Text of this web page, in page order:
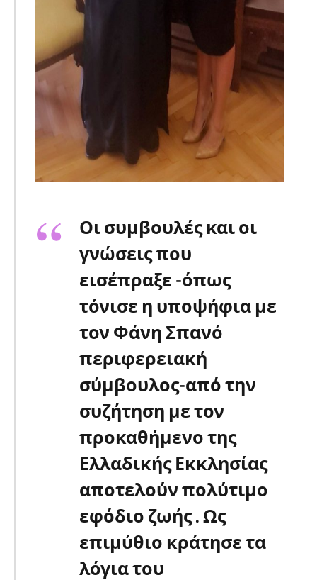
Οι συμβουλές και οι
γνώσεις που
εισέπραξε -όπως
τόνισε η υποψήφια με
τον Φάνη Σπανό
περιφερειακή
σύμβουλος-από την
συζήτηση με τον
προκαθήμενο της
Ελλαδικής Εκκλησίας
αποτελούν πολύτιμο
εφόδιο ζωής . Ως
επιμύθιο κράτησε τα
λόγια του